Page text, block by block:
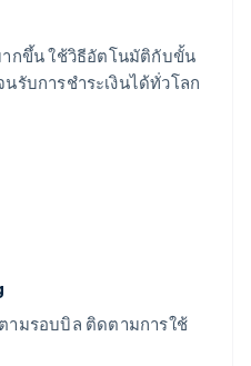
ากขึ้น ใช้วิธีอัตโนมัติกับขั้น
รับการชำระเงินได้ทั่วโลก
ามรอบบิล ติดตามการใช้